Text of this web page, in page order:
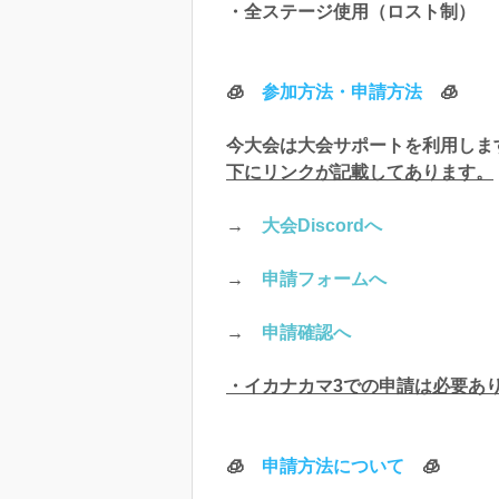
・全ステージ使用（ロスト制）
🧊 参加方法・申請方法🧊
今大会は大会サポートを利用しま
下にリンクが記載してあります。
→ 大会Discordへ
→ 申請フォームへ
→ 申請確認へ
・イカナカマ3での申請は必要あ
🧊 申請方法について 🧊